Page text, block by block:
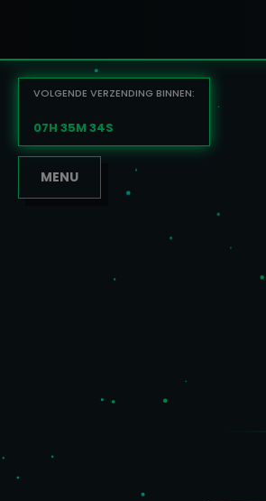
VOLGENDE VERZENDING BINNEN:
07H 35M 34S
MENU